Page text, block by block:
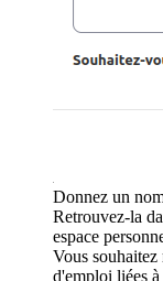
Donnez un
Retrouvez-la
espace
Vous
d'emploi liées